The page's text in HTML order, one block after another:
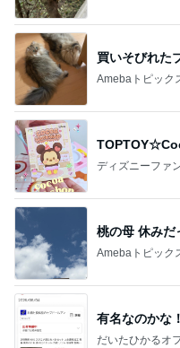
買いそびれた
Amebaトピック
ディズニーファ
桃の母 休みだ
Amebaトピック
有名なのかな
だいたひかるオ